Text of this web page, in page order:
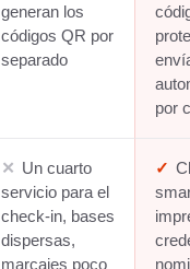
generan los
códigos QR por
separado
por
✕ Un cuarto
servicio para el
check-in, bases
dispersas,
marcajes poco
✓